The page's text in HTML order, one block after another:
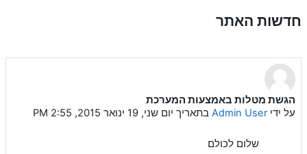
חדשות האתר
הגשת מטלות באמצעות המערכת
על ידיAdmin User בתאריך יום שני, 19 ינואר 2015, 2:55 PM
שלום לכולם